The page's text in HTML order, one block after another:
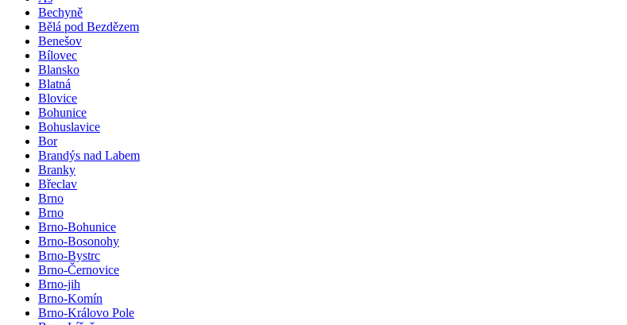
Bechyně
Bělá pod Bezdězem
Benešov
Bílovec
Blansko
Blatná
Blovice
Bohunice
Bohuslavice
Bor
Brandýs nad Labem
Branky
Břeclav
Brno
Brno
Brno-Bohunice
Brno-Bosonohy
Brno-Bystrc
Brno-Černovice
Brno-jih
Brno-Komín
Brno-Královo Pole